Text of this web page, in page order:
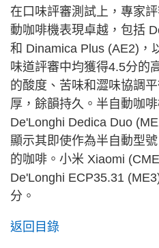
在口味評審測試上，專家
動咖啡機表現卓越，包括
和 Dinamica Plus (AE2)，
味道評審中均獲得4.5分的
的酸度、苦味和澀味協調
厚，餘韻持久。半自動咖
De'Longhi Dedica Duo
顯示其即使作為半自動型
的咖啡。小米 Xiaomi
De'Longhi ECP35.31
分。
返回目錄